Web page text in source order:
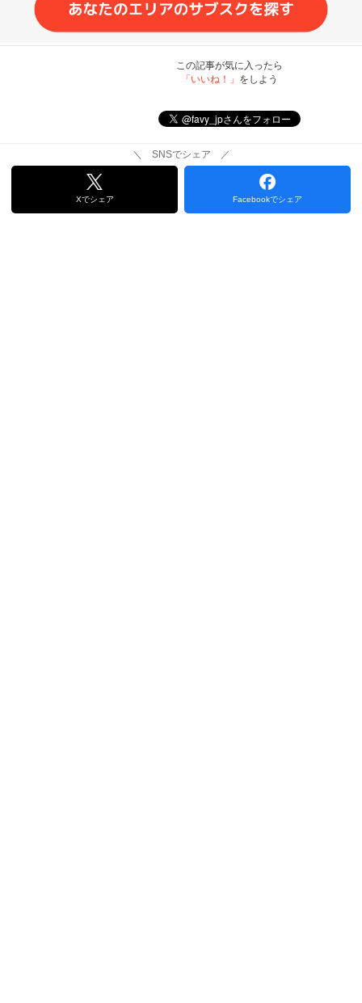
この記事が気に入ったら
「いいね！」 をしよう
＼ SNSでシェア ／
Xでシェア Facebookでシェア